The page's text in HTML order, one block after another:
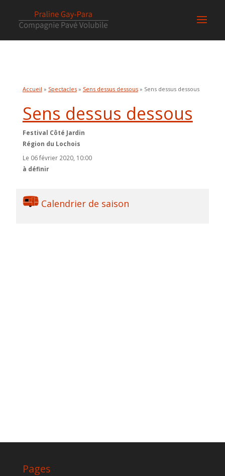
Accueil » Spectacles» Sens dessus dessous» Sens dessus dessous
Sens dessus dessous
Festival Côté Jardin
Région du Lochois
Le 06 février 2020, 10:00
à définir
Calendrier de saison
Pages